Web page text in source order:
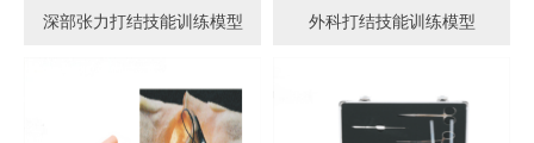
深部张力打结技能训练模型 外科打结技能训练模型